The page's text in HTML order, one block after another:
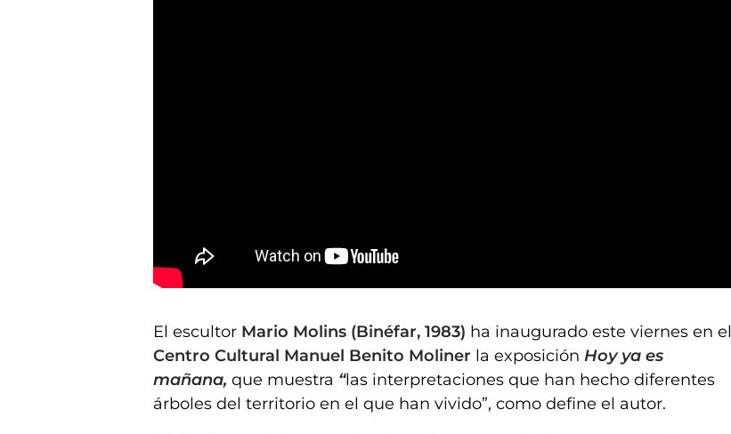
El escultor Mario Molins (Binéfar, 1983) ha inaugurado este viernes en el
Centro Cultural Manuel Benito Moliner la exposición Hoy ya es
mañana, que muestra “las interpretaciones que han hecho diferentes
árboles del territorio en el que han vivido”, como define el autor.